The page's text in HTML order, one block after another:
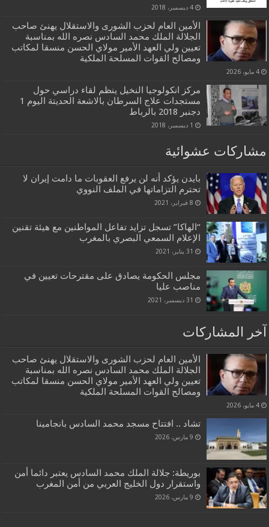
4 ديسمبر، 2018
الأمين العام لحزب الشورى والاستقلال يهنئ صاحب
الجلالة الملك محمد السادس نصره الله بمناسبة
تعيين ولي العهد الأمير مولاي الحسن منسقا لمكاتب
ومصالح القوات المسلحة الملكية
4 مايو، 2026
مركز انكولوجيا النخيل ينظم لقاء دراسي حول
مستجدات علاج السرطان بالاشعة الحديتة اليوم 1
دجنبر 2018 بالرباط
1 ديسمبر، 2018
مشاركات عشوائية
بايدن يؤكد أنه لن يرفع العقوبات ما دامت إيران لا
تحترم التزاماتها في الملف النووي
8 فبراير، 2021
“الهاكا” تسجل تزايد تفاعل المواطنين مع هيئة تقنين
الإعلام السمعي البصري بالمغرب
31 يناير، 2021
مجلس الحكومة يصادق على مقترحات تعيين في
مناصب عليا
31 ديسمبر، 2021
آخر المشاركات
الأمين العام لحزب الشورى والاستقلال يهنئ صاحب
الجلالة الملك محمد السادس نصره الله بمناسبة
تعيين ولي العهد الأمير مولاي الحسن منسقا لمكاتب
ومصالح القوات المسلحة الملكية
4 مايو، 2026
تشاد .. افتتاح مسجد محمد السادس بانجامينا
9 مارس، 2026
بوريطة: جلالة الملك محمد السادس يعتبر دائما أمن
واستقرار دول الخليج العربي من أمن المغرب
9 مارس، 2026